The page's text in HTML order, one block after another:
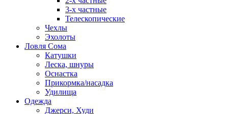
3-х частные
Телескопические
Чехлы
Эхолоты
Ловля Сома
Катушки
Леска, шнуры
Оснастка
Прикормка/насадка
Удилища
Одежда
Джерси, Худи